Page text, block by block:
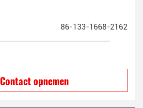
86-133-1668-2162
Contact opnemen